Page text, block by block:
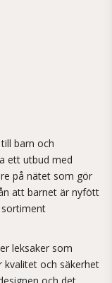
barn och
ett utbud med
på nätet som gör
att barnet är nyfött
sortiment
leksaker som
kvalitet och säkerhet